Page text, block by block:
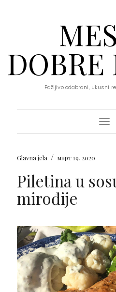
DOBRE
Pažljivo odabrani, ukusni
Glavna jela / март 19, 2020
Piletina u
mirođije